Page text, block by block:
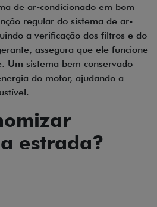
de ar-condicionado em bom
regular do sistema de ar-
a verificação dos filtros e do
assegura que ele funcione
Um sistema bem conservado
do motor, ajudando a
estrada?